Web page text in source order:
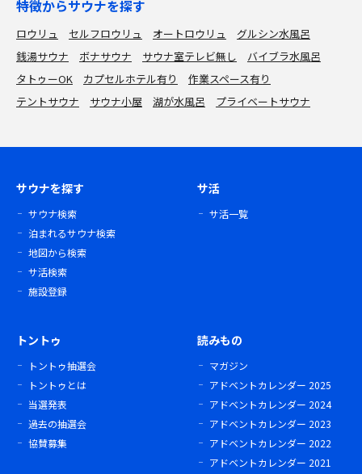
特徴からサウナを探す
ロウリュ セルフロウリュ オートロウリュ
グルシン水風呂
銭湯サウナ
ボナサウナ サウナ室テレビ無し
バイブラ水風呂
タトゥーOK
カプセルホテル有り
作業スペース有り
テントサウナ
サウナ小屋 湖が水風呂 プライベートサウナ
サウナを探す
サウナ検索
泊まれるサウナ検索
地図から検索
サ活検索
施設登録
サ活
サ活一覧
トントゥ
トントゥ抽選会
トントゥとは
当選発表
過去の抽選会
協賛募集
読みもの
マガジン
アドベントカレンダー 2025
アドベントカレンダー 2024
アドベントカレンダー 2023
アドベントカレンダー 2022
アドベントカレンダー 2021